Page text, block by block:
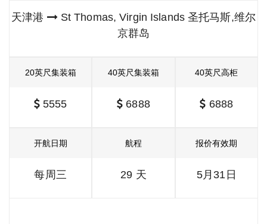
天津港
St Thomas, Virgin Islands 圣托马斯,维尔
京群岛
20英尺集装箱
5555
40英尺集装箱
6888
40英尺高柜
6888
开航日期
每周三
航程
29 天
报价有效期
5月31日